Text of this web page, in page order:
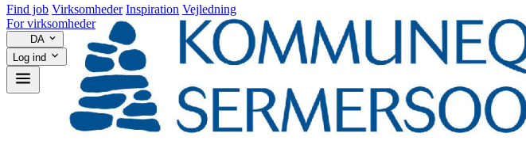
Find job Virksomheder Inspiration Vejledning
For virksomheder
DA
Log ind